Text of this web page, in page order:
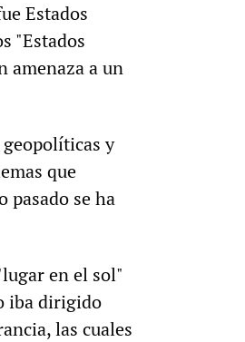
Estados
"Estados
amenaza a un
y
que
pasado se ha
en el sol"
iba dirigido
las cuales